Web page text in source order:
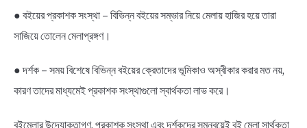
● বইয়ের প্রকাশক সংস্থা – বিভিন্ন বইয়ের সম্ভার নিয়ে মেলায় হাজির হয়ে তারা
সাজিয়ে তোলেন মেলাপ্রঙ্গণ।
● দর্শক – সময় বিশেষে বিভিন্ন বইয়ের ক্রেতাদের ভূমিকাও অস্বীকার করার মত নয়,
কারণ তাদের মাধ্যমেই প্রকাশক সংস্থাগুলো স্বার্থকতা লাভ করে।
বইমেলার উদ্যোক্তাগণ, প্রকাশক সংস্থা এবং দর্শকদের সমন্বয়েই বই মেলা সার্থকতা